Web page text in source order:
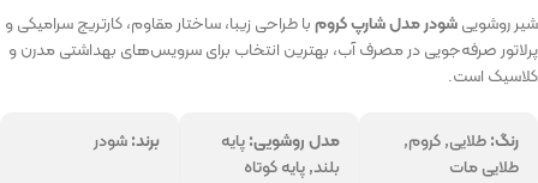
شیر روشوییشودر مدل شارپ کرومبا طراحی زیبا، ساختار مقاوم، کارتریج سرامیکی و
پرلاتور صرفه‌جویی در مصرف آب، بهترین انتخاب برای سرویس‌های بهداشتی مدرن و
کلاسیک است.
رنگ:طلایی, کروم,
طلایی مات
مدل روشویی:پایه
بلند, پایه کوتاه
برند:شودر